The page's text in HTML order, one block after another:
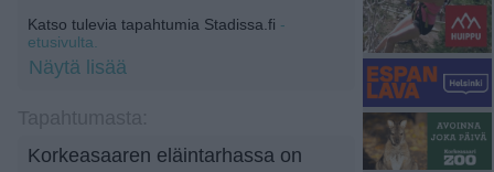
Katso tulevia tapahtumia Stadissa.fi -
etusivulta.
Näytä lisää
Korkeasaaren eläintarhassa on